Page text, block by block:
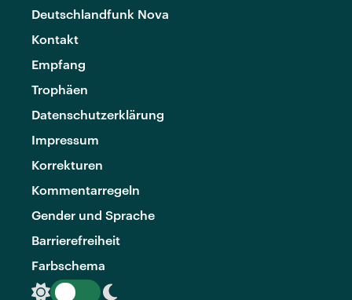
Deutschlandfunk Nova
Kontakt
Empfang
Trophäen
Datenschutzerklärung
Impressum
Korrekturen
Kommentarregeln
Gender und Sprache
Barrierefreiheit
Farbschema